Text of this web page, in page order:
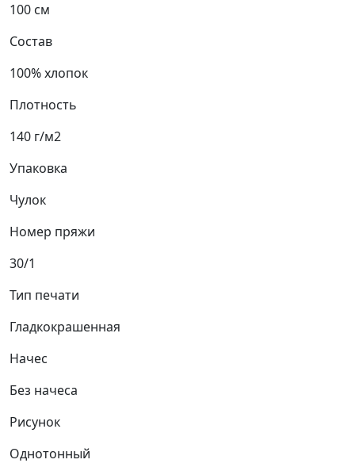
100 см
Состав
100% хлопок
Плотность
140 г/м2
Упаковка
Чулок
Номер пряжи
30/1
Тип печати
Гладкокрашенная
Начес
Без начеса
Рисунок
Однотонный